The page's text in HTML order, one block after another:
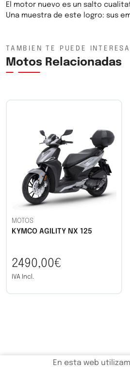
El motor nuevo es un salto
Una muestra de este logro: sus
TAMBIÉN TE PUEDE
Motos Relacionadas
MOTOS
KYMCO AGILITY NX 125
2490,00€
IVA Incl.
En esta web